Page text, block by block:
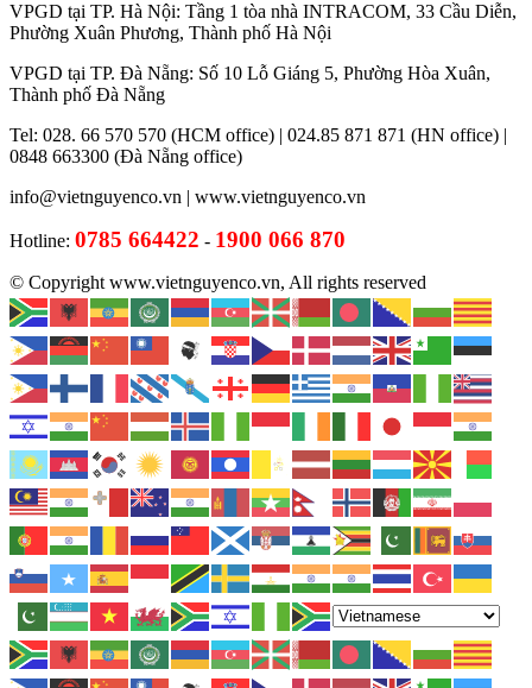
VPGD tại TP. Hà Nội: Tầng 1 tòa nhà INTRACOM, 33 Cầu Diễn,
Phường Xuân Phương, Thành phố Hà Nội
VPGD tại TP. Đà Nẵng: Số 10 Lỗ Giáng 5, Phường Hòa Xuân,
Thành phố Đà Nẵng
Tel: 028. 66 570 570 (HCM office) | 024.85 871 871 (HN office) |
0848 663300 (Đà Nẵng office)
info@vietnguyenco.vn | www.vietnguyenco.vn
Hotline: 0785 664422 - 1900 066 870
© Copyright www.vietnguyenco.vn, All rights reserved